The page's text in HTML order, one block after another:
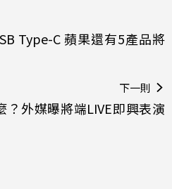
Type-C 蘋果還有5產品將
下一則
外媒曝將端LIVE即興表演